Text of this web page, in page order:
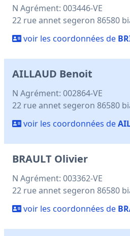
N Agrément: 003446-VE
22 rue annet segeron 86580
voir les coordonnées de
AILLAUD Benoit
N Agrément: 002864-VE
22 rue annet segeron 86580
voir les coordonnées de
BRAULT Olivier
N Agrément: 003362-VE
22 rue annet segeron 86580
voir les coordonnées de